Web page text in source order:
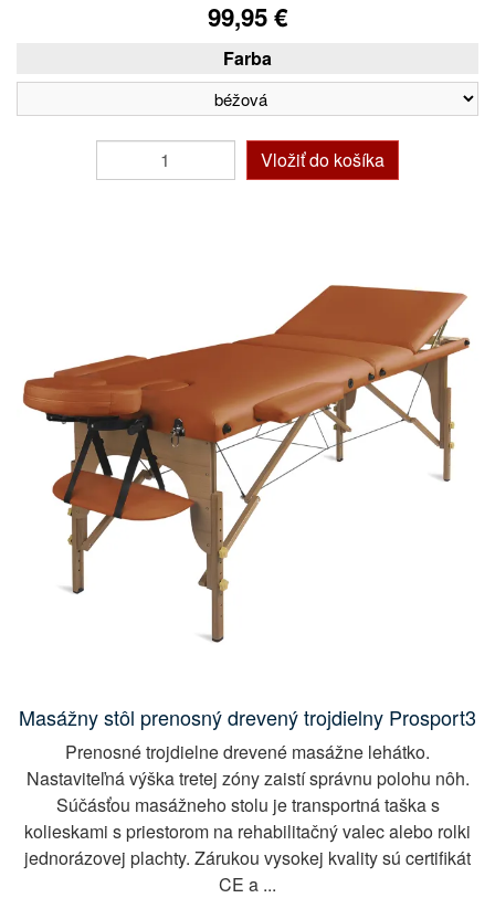
99,95 €
Farba
Vložiť do košíka
Masážny stôl prenosný drevený trojdielny Prosport3
Prenosné trojdielne drevené masážne lehátko.
Nastaviteľná výška tretej zóny zaistí správnu polohu nôh.
Súčásťou masážneho stolu je transportná taška s
kolieskami s priestorom na rehabilitačný valec alebo rolki
jednorázovej plachty. Zárukou vysokej kvality sú certifikát
CE a ...